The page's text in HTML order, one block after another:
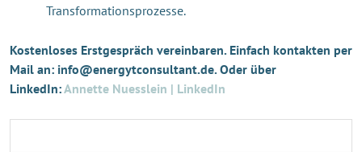
Transformationsprozesse.
Kostenloses Erstgespräch vereinbaren. Einfach kontakten per
Mail an: info@energytconsultant.de. Oder über
LinkedIn:Annette Nuesslein | LinkedIn